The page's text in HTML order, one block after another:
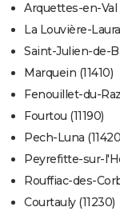
Arquettes-en-Val
La Louvière-
Saint-Julien-de-
Marquein (11410)
Fenouillet-du-
Fourtou (11190)
Pech-Luna
Peyrefitte-sur-
Rouffiac-des-
Courtauly (11230)